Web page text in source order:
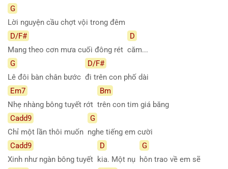
G
Lời nguyện cầu chợt vội trong đêm
D/F#
Mang theo cơn mưa cuối đông rét
D
căm...
G
Lê đôi bàn chân bước
D/F#
đi trên con phố dài
Em7
Nhẹ nhàng bông tuyết rớt
Bm
trên con tim giá băng
Cadd9
Chỉ một lần thôi muốn
G
nghe tiếng em cười
Cadd9
Xinh như ngàn bông tuyết
D
kia. Một nụ
G
hôn trao về em sẽ